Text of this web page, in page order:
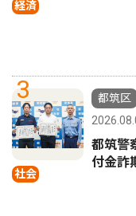
経済
3
社会
都筑区
都筑警
付金詐